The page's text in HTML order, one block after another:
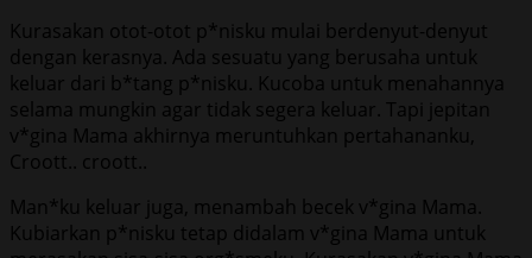
Kurasakan otot-otot p*nisku mulai berdenyut-denyut
dengan kerasnya. Ada sesuatu yang berusaha untuk
keluar dari b*tang p*nisku. Kucoba untuk menahannya
selama mungkin agar tidak segera keluar. Tapi jepitan
v*gina Mama akhirnya meruntuhkan pertahananku,
Croott.. croott..
Man*ku keluar juga, menambah becek v*gina Mama.
Kubiarkan p*nisku tetap didalam v*gina Mama untuk